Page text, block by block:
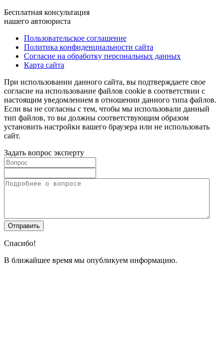
Бесплатная консультация
нашего автоюриста
Пользовательское соглашение
Политика конфиденциальности сайта
Согласие на обработку персональных данных
Карта сайта
При использовании данного сайта, вы подтверждаете свое
согласие на использование файлов cookie в соответствии с
настоящим уведомлением в отношении данного типа файлов.
Если вы не согласны с тем, чтобы мы использовали данный
тип файлов, то вы должны соответствующим образом
установить настройки вашего браузера или не использовать
сайт.
Задать вопрос эксперту
Спасибо!
В ближайшее время мы опубликуем информацию.